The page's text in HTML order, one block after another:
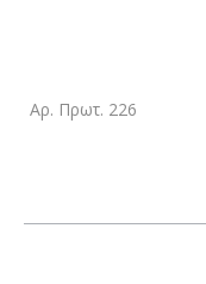
Αρ. Πρωτ. 226